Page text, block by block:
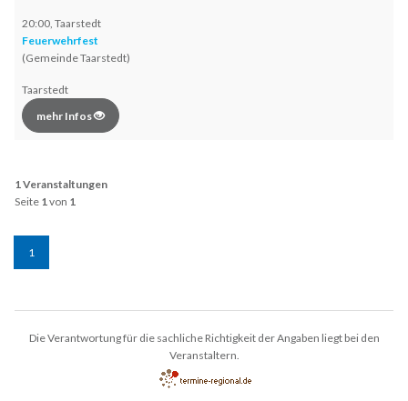
20:00, Taarstedt
Feuerwehrfest
(Gemeinde Taarstedt)
Taarstedt
mehr Infos
1 Veranstaltungen
Seite 1von 1
1
Die Verantwortung für die sachliche Richtigkeit der Angaben liegt bei den
Veranstaltern.